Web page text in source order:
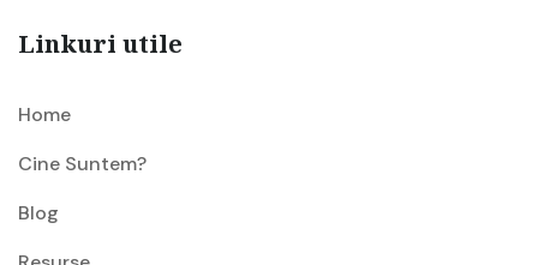
Linkuri utile
Home
Cine Suntem?
Blog